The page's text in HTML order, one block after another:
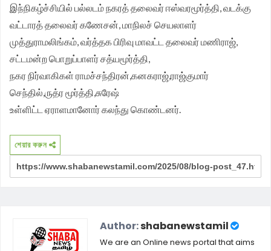
இந்நிகழ்ச்சியில் பல்லடம் நகரத் தலைவர் ஈஸ்வரமூர்த்தி, வடக்கு
வட்டாரத் தலைவர் கணேசன், மாநிலச் செயலாளர்
முத்துராமலிங்கம், வர்த்தக பிரிவு மாவட்ட தலைவர் மணிராஜ்,
சட்டமன்ற பொறுப்பாளர் சத்யமூர்த்தி,
நகர நிர்வாகிகள் ராமச்சந்திரன்,கனகராஜ்,ராஜ்குமார்
செந்தில்,ருத்ர மூர்த்தி,சுரேஷ்
உள்ளிட்ட ஏராளமானோர் கலந்து கொண்டனர்.
শেয়ার করুন
Author:shabanewstamil
We are an Online news portal that aims